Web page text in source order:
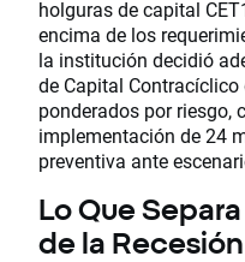
holguras de capital
encima de los
la institución decidió
de Capital Contracíclico
ponderados por riesgo,
implementación de 24
preventiva ante
Lo Que
de la